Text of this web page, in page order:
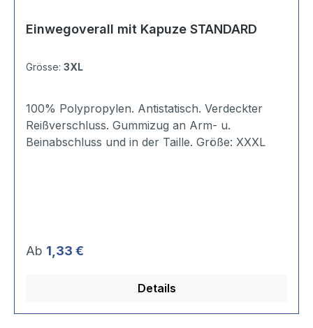
Einwegoverall mit Kapuze STANDARD
Grösse: 3XL
100% Polypropylen. Antistatisch. Verdeckter
Reißverschluss. Gummizug an Arm- u.
Regulärer Preis:
Ab 1,33 €
Details